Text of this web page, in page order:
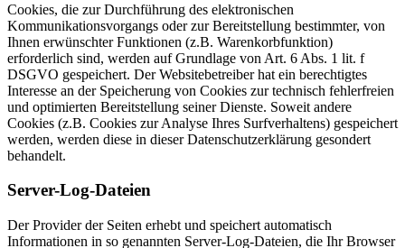
Cookies, die zur Durchführung des elektronischen
Kommunikationsvorgangs oder zur Bereitstellung bestimmter, von
Ihnen erwünschter Funktionen (z.B. Warenkorbfunktion)
erforderlich sind, werden auf Grundlage von Art. 6 Abs. 1 lit. f
DSGVO gespeichert. Der Websitebetreiber hat ein berechtigtes
Interesse an der Speicherung von Cookies zur technisch fehlerfreien
und optimierten Bereitstellung seiner Dienste. Soweit andere
Cookies (z.B. Cookies zur Analyse Ihres Surfverhaltens) gespeichert
werden, werden diese in dieser Datenschutzerklärung gesondert
behandelt.
Server-Log-Dateien
Der Provider der Seiten erhebt und speichert automatisch
Informationen in so genannten Server-Log-Dateien, die Ihr Browser